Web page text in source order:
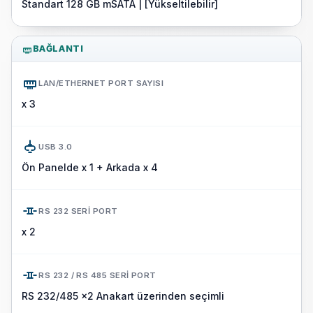
Standart 128 GB mSATA | [Yükseltilebilir]
BAĞLANTI
LAN/ETHERNET PORT SAYISI
x 3
USB 3.0
Ön Panelde x 1 + Arkada x 4
RS 232 SERI PORT
x 2
RS 232 / RS 485 SERI PORT
RS 232/485 x2 Anakart üzerinden seçimli